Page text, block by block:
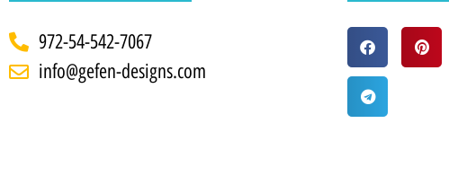
972-54-542-7067
info@gefen-designs.com